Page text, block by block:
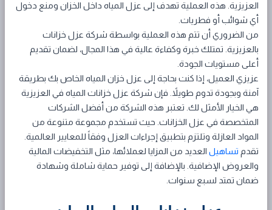
العزيزية. هذه العملية تهدف إلى عزل المياه داخل الخزان ومنع دخول
أي شوائب أو فطريات.
من الضروري أن تتم هذه العملية بواسطة شركة عزل خزانات
بالعزيزية. تمتلك خبرة وكفاءة عالية في هذا المجال، لضمان تقديم
أعلى مستويات الجودة.
عزيزي العميل، إذا كنت بحاجة إلى عزل خزان المياه الخاص بك بطريقة
آمنة وبجودة تدوم طويلاً. فإن شركة عزل خزانات المياه في العزيزية
هي الخيار الأمثل لك. تعتبر هذه الشركة من أفضل الشركات
المتخصصة في عزل الخزانات. حيث تستخدم مجموعة متنوعة من
المواد العازلة وتلتزم بتطبيق إجراءات العزل وفقاً للمعايير العالمية.
تقدم تساهيل العديد من المزايا لعملائها، مثل التخفيضات المالية
والعروض الإضافية. بالإضافة إلى توفير حماية شاملة وشهادة
ضمان تمتد لسبع سنوات.